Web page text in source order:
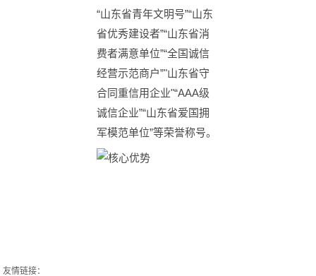
“山东省青年文明号”“山东
省优秀建设者”“山东省消
费者满意单位”“全国诚信
经营示范商户”"山东省守
合同重信用企业"“AAA级
诚信企业”“山东省爱国拥
军模范单位”等荣誉称号。
友情链接：